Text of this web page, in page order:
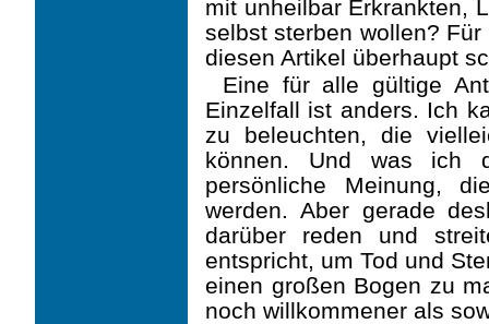
mit unheilbar Erkrankten,
selbst sterben wollen?
diesen Artikel überhaupt
Eine für alle gültige
Einzelfall ist anders. Ich
zu beleuchten, die
können. Und was ich
persönliche Meinung,
werden. Aber gerade
darüber reden und
entspricht, um Tod und
einen großen Bogen zu
noch willkommener als